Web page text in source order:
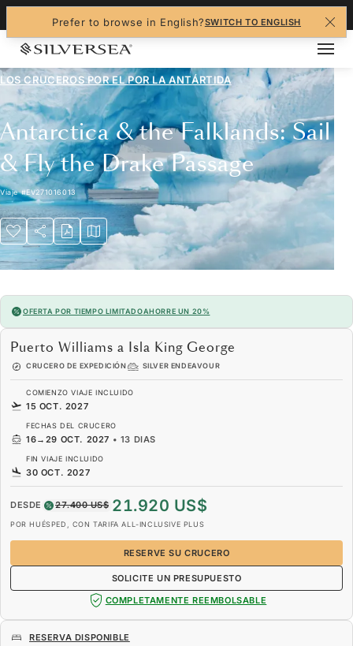
Prefer to browse in English?SWITCH TO ENGLISH
LOS CRUCEROS POR ELPOR LA ANTÁRTIDA
Antarctica & the Falklands: Sail
& Fly the Drake Passage
Viaje#EV271016013
OFERTA POR TIEMPO LIMITADOAHORRE UN 20%
Puerto Williams a Isla King George
CRUCERO DE EXPEDICIÓN SILVER ENDEAVOUR
COMIENZO VIAJE INCLUIDO
15 OCT. 2027
FECHAS DEL CRUCERO
16→ 29 OCT. 2027 • 13 DIAS
FIN VIAJE INCLUIDO
30 OCT. 2027
DESDE 27.400 US$ 21.920 US$
POR HUÉSPED, CON TARIFA ALL-INCLUSIVE PLUS
RESERVE SU CRUCERO
SOLICITE UN PRESUPUESTO
COMPLETAMENTE REEMBOLSABLE
RESERVA DISPONIBLE